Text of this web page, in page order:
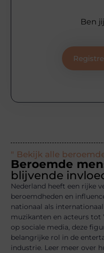
Ben
" Bekijk alle
Beroemde
blijvende
Nederland heeft een rijke
beroemdheden en
nationaal als
muzikanten en acteurs tot
op sociale media, deze
belangrijke rol in de
industrie. Leer meer over